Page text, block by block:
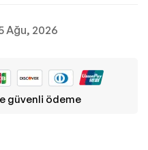
Ağu, 2026
güvenli ödeme